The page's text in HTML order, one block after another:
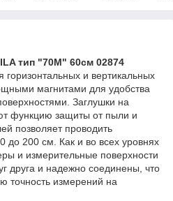
тип "70М" 60см 02874
горизонтальных и вертикальных
магнитами для удобства
Заглушки на
функцию защиты от пыли и
позволяет проводить
до 200 см. Как и во всех уровнях
и измерительные поверхности
друга и надежно соединены, что
точность измерений на